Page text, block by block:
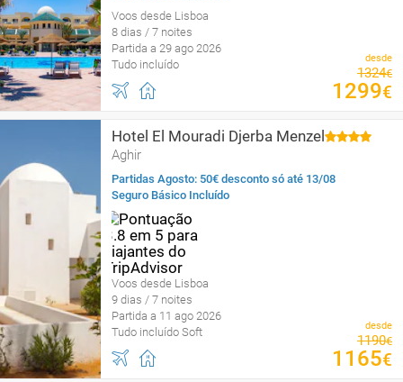
Voos desde Lisboa
8 dias / 7 noites
Partida a 29 ago 2026
Tudo incluído
desde
1324€
1299€
Hotel El Mouradi Djerba Menzel
Aghir
Partidas Agosto: 50€ desconto só até 13/08
Seguro Básico Incluído
Voos desde Lisboa
9 dias / 7 noites
Partida a 11 ago 2026
Tudo incluído Soft
desde
1190€
1165€